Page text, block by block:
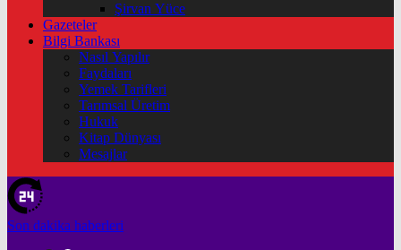
Şirvan Yüce
Gazeteler
Bilgi Bankası
Nasıl Yapılır
Faydaları
Yemek Tarifleri
Tarımsal Üretim
Hukuk
Kitap Dünyası
Mesajlar
Son dakika haberleri